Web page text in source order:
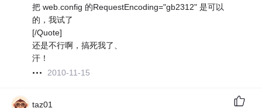
把 web.config 的RequestEncoding="gb2312" 是可以
的，我试了
[/Quote]
还是不行啊，搞死我了、
汗！
2010-11-15
taz01